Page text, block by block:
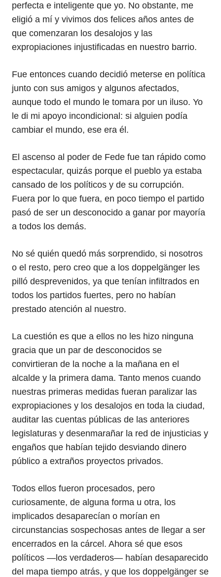
perfecta e inteligente que yo. No obstante, me
eligió a mí y vivimos dos felices años antes de
que comenzaran los desalojos y las
expropiaciones injustificadas en nuestro barrio.
Fue entonces cuando decidió meterse en política
junto con sus amigos y algunos afectados,
aunque todo el mundo le tomara por un iluso. Yo
le di mi apoyo incondicional: si alguien podía
cambiar el mundo, ese era él.
El ascenso al poder de Fede fue tan rápido como
espectacular, quizás porque el pueblo ya estaba
cansado de los políticos y de su corrupción.
Fuera por lo que fuera, en poco tiempo el partido
pasó de ser un desconocido a ganar por mayoría
a todos los demás.
No sé quién quedó más sorprendido, si nosotros
o el resto, pero creo que a los doppelgänger les
pilló desprevenidos, ya que tenían infiltrados en
todos los partidos fuertes, pero no habían
prestado atención al nuestro.
La cuestión es que a ellos no les hizo ninguna
gracia que un par de desconocidos se
convirtieran de la noche a la mañana en el
alcalde y la primera dama. Tanto menos cuando
nuestras primeras medidas fueran paralizar las
expropiaciones y los desalojos en toda la ciudad,
auditar las cuentas públicas de las anteriores
legislaturas y desenmarañar la red de injusticias y
engaños que habían tejido desviando dinero
público a extraños proyectos privados.
Todos ellos fueron procesados, pero
curiosamente, de alguna forma u otra, los
implicados desaparecían o morían en
circunstancias sospechosas antes de llegar a ser
encerrados en la cárcel. Ahora sé que esos
políticos —los verdaderos— habían desaparecido
del mapa tiempo atrás, y que los doppelgänger se